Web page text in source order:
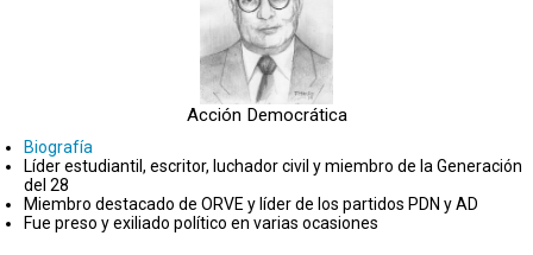
Acción Democrática
Biografía
Líder estudiantil, escritor, luchador civil y miembro de la Generación
del 28
Miembro destacado de ORVE y líder de los partidos PDN y AD
Fue preso y exiliado político en varias ocasiones